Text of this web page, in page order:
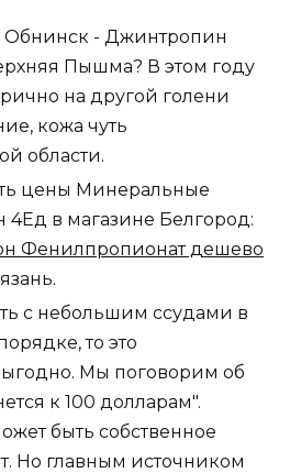
Обнинск - Джинтропин
Пышма? В этом году
на другой голени
кожа чуть
области.
цены Минеральные
4Ед в магазине Белгород:
Фенилпропионат дешево
с небольшим ссудами в
то это
Мы поговорим об
к 100 долларам".
быть собственное
Но главным источником